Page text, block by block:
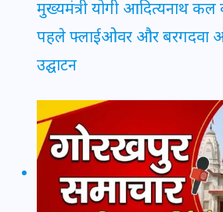
मुख्यमंत्री योगी आदित्यनाथ
पहले फ्लाईओवर और बरगदवा
उद्घाटन